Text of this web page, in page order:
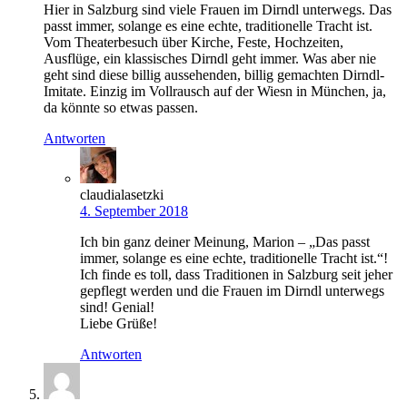
Hier in Salzburg sind viele Frauen im Dirndl unterwegs. Das
passt immer, solange es eine echte, traditionelle Tracht ist.
Vom Theaterbesuch über Kirche, Feste, Hochzeiten,
Ausflüge, ein klassisches Dirndl geht immer. Was aber nie
geht sind diese billig aussehenden, billig gemachten Dirndl-
Imitate. Einzig im Vollrausch auf der Wiesn in München, ja,
da könnte so etwas passen.
Antworten
claudialasetzki
4. September 2018
Ich bin ganz deiner Meinung, Marion – „Das passt
immer, solange es eine echte, traditionelle Tracht ist.“!
Ich finde es toll, dass Traditionen in Salzburg seit jeher
gepflegt werden und die Frauen im Dirndl unterwegs
sind! Genial!
Liebe Grüße!
Antworten